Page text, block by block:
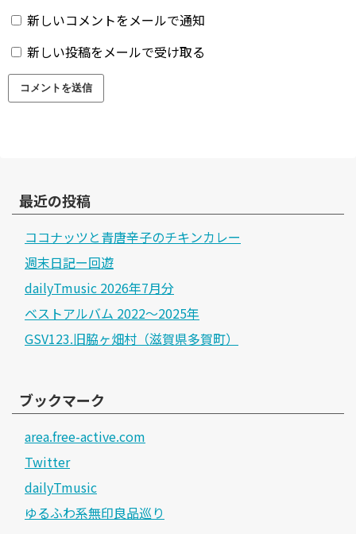
新しいコメントをメールで通知
新しい投稿をメールで受け取る
最近の投稿
ココナッツと青唐辛子のチキンカレー
週末日記ー回遊
dailyTmusic 2026年7月分
ベストアルバム 2022～2025年
GSV123.旧脇ヶ畑村（滋賀県多賀町）
ブックマーク
area.free-active.com
Twitter
dailyTmusic
ゆるふわ系無印良品巡り